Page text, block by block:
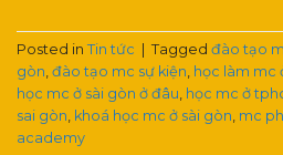
Posted in Tin tức Tagged đào tạo
gòn, đào tạo mc sự kiện, học làm mc
học mc ở sài gòn ở đâu, học mc ở
sai gòn, khoá học mc ở sài gòn, mc
academy